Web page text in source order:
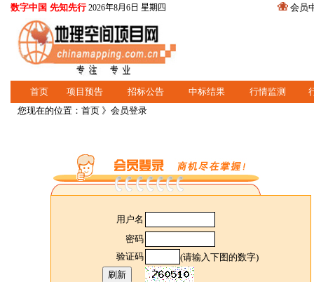
数字中国 先知先行 2026年8月6日 星期四 会员
首页 项目预告 招标公告 中标结果 行情监测
您现在的位置： 首页 》会员登录
用户名
密码
验证码
(请输入下图的数字)